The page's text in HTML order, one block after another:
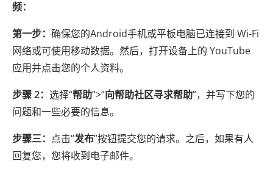
频：
第一步： 确保您的Android手机或平板电脑已连接到 Wi-Fi
网络或可使用移动数据。然后，打开设备上的 YouTube
应用并点击您的个人资料。
步骤 2： 选择“帮助”>“向帮助社区寻求帮助”，并写下您的
问题和一些必要的信息。
步骤三： 点击“发布”按钮提交您的请求。之后，如果有人
回复您，您将收到电子邮件。